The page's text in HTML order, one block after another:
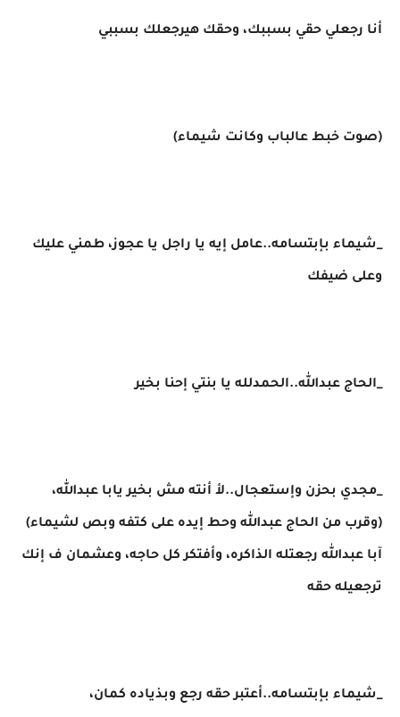
أنا رجعلي حقي بسببك، وحقك هيرجعلك بسببي
(صوت خبط عالباب وكانت شيماء)
_شيماء بإبتسامه..عامل إيه يا راجل يا عجوز، طمني عليك
وعلى ضيفك
_الحاج عبدالله..الحمدلله يا بنتي إحنا بخير
_مجدي بحزن وإستعجال..لأ أنته مش بخير يابا عبدالله،
(وقرب من الحاج عبدالله وحط إيده على كتفه وبص لشيماء)
آبا عبدالله رجعتله الذاكره، وأفتكر كل حاجه، وعشمان ف إنك
ترجعيله حقه
_شيماء بإبتسامه..أعتبر حقه رجع وبذياده كمان،